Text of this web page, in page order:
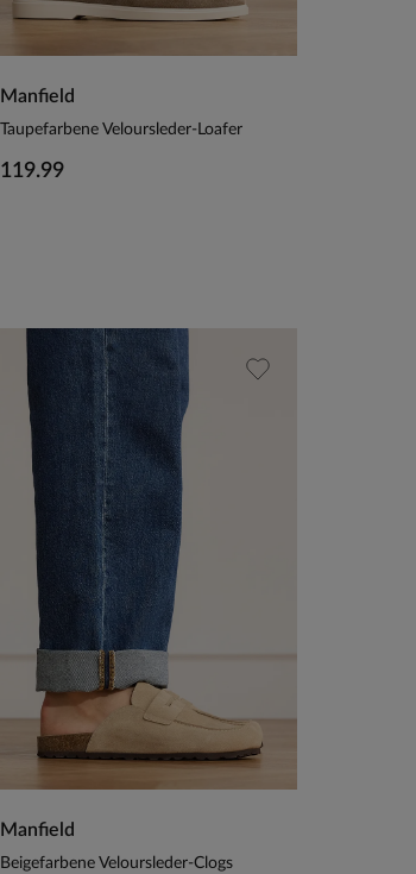
Manfield
Taupefarbene Veloursleder-Loafer
119.99
Manfield
Beigefarbene Veloursleder-Clogs